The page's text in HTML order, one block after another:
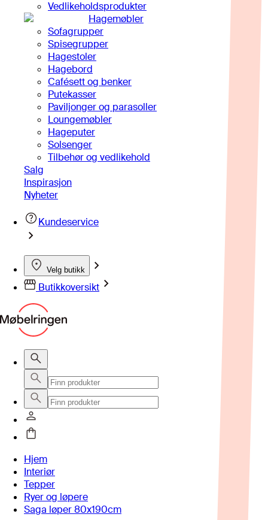
Vedlikeholdsprodukter
Hagemøbler
Sofagrupper
Spisegrupper
Hagestoler
Hagebord
Cafésett og benker
Putekasser
Paviljonger og parasoller
Loungemøbler
Hageputer
Solsenger
Tilbehør og vedlikehold
Salg
Inspirasjon
Nyheter
Kundeservice
Velg butikk
Butikkoversikt
Hjem
Interiør
Tepper
Ryer og løpere
Saga løper 80x190cm